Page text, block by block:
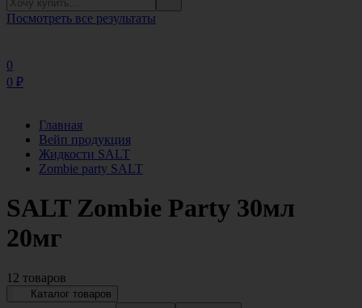
Посмотреть все результаты
0
0 ₽
Главная
Вейп продукция
Жидкости SALT
Zombie party SALT
SALT Zombie Party 30мл
20мг
12 товаров
Каталог товаров